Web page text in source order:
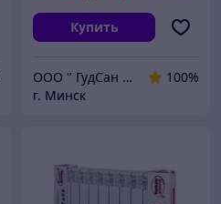
Купить
ООО " ГудСан " сантехника, отопление
100%
г. Минск